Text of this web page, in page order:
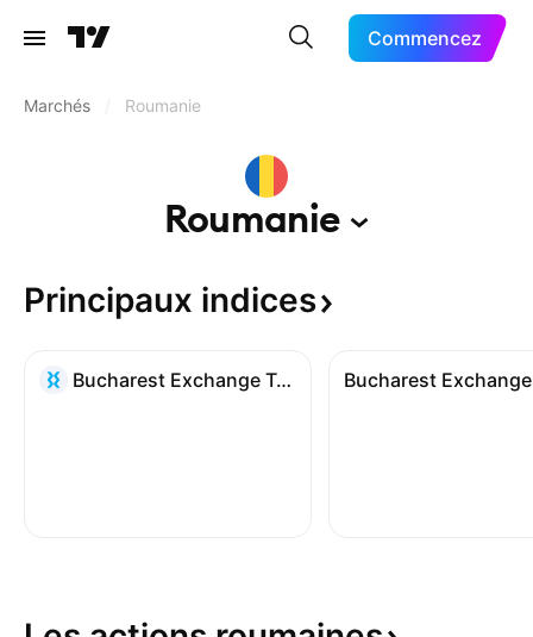
Commencez
Marchés Roumanie
Roumanie
Principaux indices
Bucharest Exchange Trading Index